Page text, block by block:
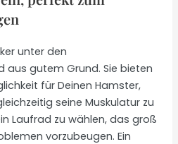
unter den
aus gutem Grund. Sie bieten
für Deinen Hamster,
seine Muskulatur zu
Laufrad zu wählen, das groß
vorzubeugen. Ein